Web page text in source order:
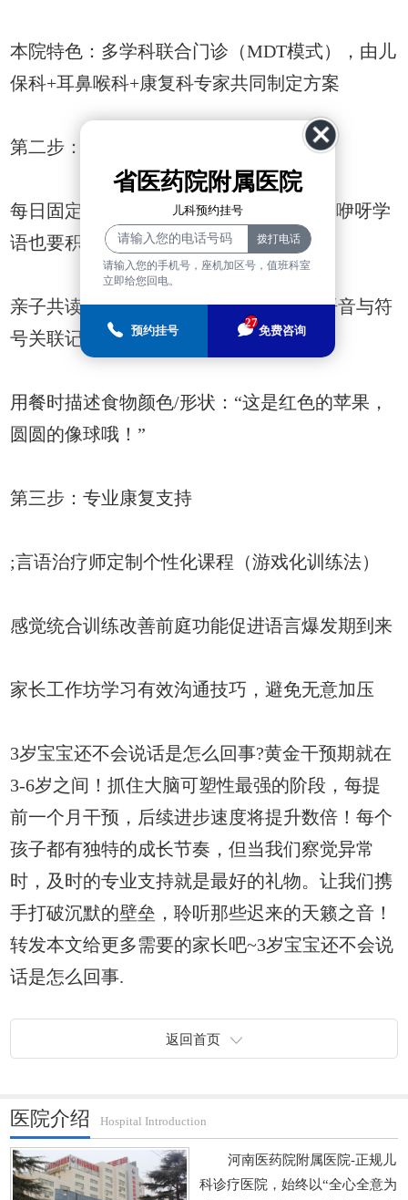
本院特色：多学科联合门诊（MDT模式），由儿
保科+耳鼻喉科+康复科专家共同制定方案
第二步：家庭训练指南
每日固定时段开展“对话时间”，即使只是咿呀学
语也要积极回应
亲子共读时用手指逐字追踪文字，强化语音与符
号关联记忆
用餐时描述食物颜色/形状：“这是红色的苹果，
圆圆的像球哦！”
第三步：专业康复支持
;言语治疗师定制个性化课程（游戏化训练法）
感觉统合训练改善前庭功能促进语言爆发期到来
家长工作坊学习有效沟通技巧，避免无意加压
3岁宝宝还不会说话是怎么回事?黄金干预期就在
3-6岁之间！抓住大脑可塑性最强的阶段，每提
前一个月干预，后续进步速度将提升数倍！每个
孩子都有独特的成长节奏，但当我们察觉异常
时，及时的专业支持就是最好的礼物。让我们携
手打破沉默的壁垒，聆听那些迟来的天籁之音！
转发本文给更多需要的家长吧~3岁宝宝还不会说
话是怎么回事.
返回首页
医院介绍 Hospital Introduction
河南医药院附属医院-正规儿
科诊疗医院，始终以“全心全意为
省医药院附属医院
儿科预约挂号
请输入您的手机号，座机加区号，值班科室
立即给您回电。
预约挂号
27
免费咨询